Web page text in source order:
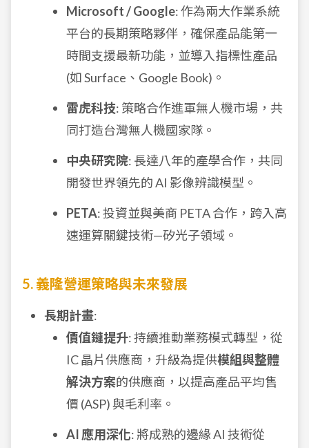
Microsoft / Google: 作為兩大作業系統
平台的長期策略夥伴，確保產品能第一
時間支援最新功能，並導入指標性產品
(如 Surface、Google Book)。
雷虎科技: 策略合作進軍無人機市場，共
同打造台灣無人機國家隊。
中央研究院: 長達八年的產學合作，共同
開發世界領先的 AI 影像辨識模型。
PETA: 投資並與美商 PETA 合作，跨入高
速運算關鍵技術—矽光子領域。
5. 義隆營運策略與未來發展
長期計畫:
價值鏈提升: 持續推動業務模式轉型，從
IC 晶片供應商，升級為提供模組與整體
解決方案的供應商，以提高產品平均售
價 (ASP) 與毛利率。
AI 應用深化: 將成熟的邊緣 AI 技術從